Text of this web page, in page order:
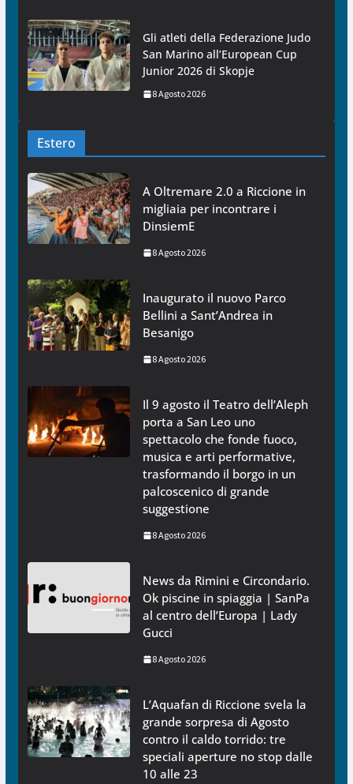
Gli atleti della Federazione Judo
San Marino all’European Cup
Junior 2026 di Skopje
8 Agosto 2026
Estero
A Oltremare 2.0 a Riccione in
migliaia per incontrare i
DinsiemE
8 Agosto 2026
Inaugurato il nuovo Parco
Bellini a Sant’Andrea in
Besanigo
8 Agosto 2026
Il 9 agosto il Teatro dell’Aleph
porta a San Leo uno
spettacolo che fonde fuoco,
musica e arti performative,
trasformando il borgo in un
palcoscenico di grande
suggestione
8 Agosto 2026
News da Rimini e Circondario.
Ok piscine in spiaggia | SanPa
al centro dell’Europa | Lady
Gucci
8 Agosto 2026
L’Aquafan di Riccione svela la
grande sorpresa di Agosto
contro il caldo torrido: tre
speciali aperture no stop dalle
10 alle 23